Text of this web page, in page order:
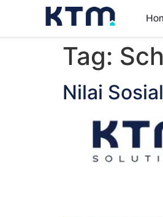
Tag:
Nilai